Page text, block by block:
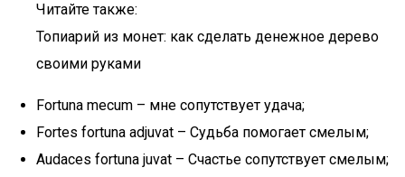
Читайте также:
Топиарий из монет: как сделать денежное дерево
своими руками
Fortuna mecum – мне сопутствует удача;
Fortes fortuna adjuvat – Судьба помогает смелым;
Audaces fortuna juvat – Счастье сопутствует смелым;